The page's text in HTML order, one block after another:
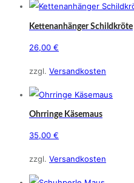
Kettenanhänger Schildkröte
26,00 €
zzgl. Versandkosten
Ohrringe Käsemaus
35,00 €
zzgl. Versandkosten